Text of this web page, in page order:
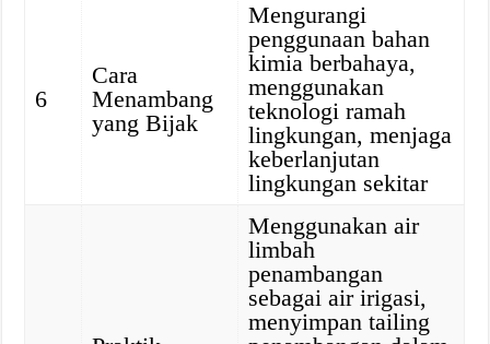
6
Cara
Menambang
yang Bijak
Mengurangi
penggunaan bahan
kimia berbahaya,
menggunakan
teknologi ramah
lingkungan, menjaga
keberlanjutan
lingkungan sekitar
Menggunakan air
limbah
penambangan
sebagai air irigasi,
menyimpan tailing